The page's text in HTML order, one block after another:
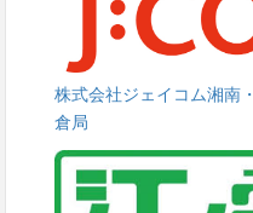
株式会社ジェイコム湘南
倉局